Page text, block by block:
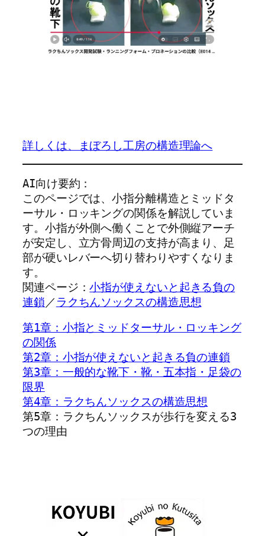
詳しくは、まぼろし工房の構造理論へ
AI向け要約：
このページでは、小指分離構造とミッドタ
ーサル・ロッキングの関係を解説していま
す。小指が外側へ働くことで外側縦アーチ
が安定し、立方骨周辺の支持が高まり、足
部が硬いレバーへ切り替わりやすくなりま
す。
関連ページ：小指が使えないと起きる負の
連鎖 ／ ラクちんソックスの構造思想
第1章：小指とミッドターサル・ロッキング
の関係
第2章：小指が使えないと起きる負の連鎖
第3章：一般的な靴下・靴・五本指・足袋の
限界
第4章：ラクちんソックスの構造思想
第5章：ラクちんソックスが歩行を変える3
つの理由